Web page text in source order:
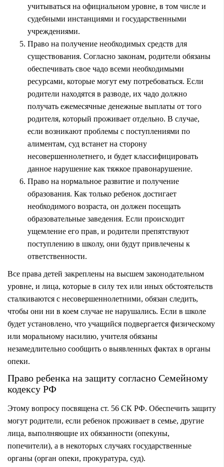
учитываться на официальном уровне, в том числе и
судебными инстанциями и государственными
учреждениями.
Право на получение необходимых средств для
существования. Согласно законам, родители обязаны
обеспечивать свое чадо всеми необходимыми
ресурсами, которые могут ему потребоваться. Если
родители находятся в разводе, их чадо должно
получать ежемесячные денежные выплаты от того
родителя, который проживает отдельно. В случае,
если возникают проблемы с поступлениями по
алиментам, суд встанет на сторону
несовершеннолетнего, и будет классифицировать
данное нарушение как тяжкое правонарушение.
Право на нормальное развитие и получение
образования. Как только ребенок достигает
необходимого возраста, он должен посещать
образовательные заведения. Если происходит
ущемление его прав, и родители препятствуют
поступлению в школу, они будут привлечены к
ответственности.
Все права детей закреплены на высшем законодательном
уровне, и лица, которые в силу тех или иных обстоятельств
сталкиваются с несовершеннолетними, обязан следить,
чтобы они ни в коем случае не нарушались. Если в школе
будет установлено, что учащийся подвергается физическому
или моральному насилию, учителя обязаны
незамедлительно сообщить о выявленных фактах в органы
опеки.
Право ребенка на защиту согласно Семейному
кодексу РФ
Этому вопросу посвящена ст. 56 СК РФ. Обеспечить защиту
могут родители, если ребенок проживает в семье, другие
лица, выполняющие их обязанности (опекуны,
попечители), а в некоторых случаях государственные
органы (орган опеки, прокуратура, суд).